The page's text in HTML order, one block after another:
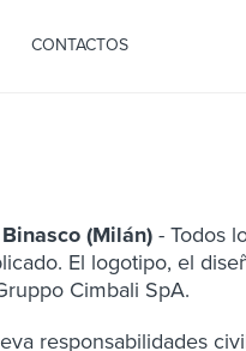
CONTACTOS
(Milán) - Todos
El logotipo, el
Cimbali SpA.
responsabilidades